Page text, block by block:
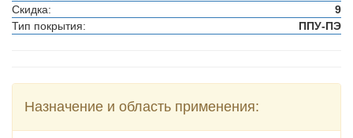
Скидка:
9
Тип покрытия:
ППУ-ПЭ
Назначение и область применения: